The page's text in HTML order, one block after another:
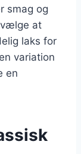
smag og
vælge at
laks for
variation
en